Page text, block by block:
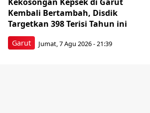
Garut
Kembali Bertambah, Disdik
Targetkan 398 Terisi Tahun ini
Jumat, 7 Agu 2026 - 21:39